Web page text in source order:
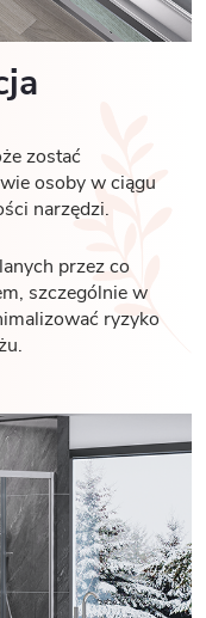
zostać
osoby w ciągu
narzędzi.
przez co
szczególnie w
ryzyko